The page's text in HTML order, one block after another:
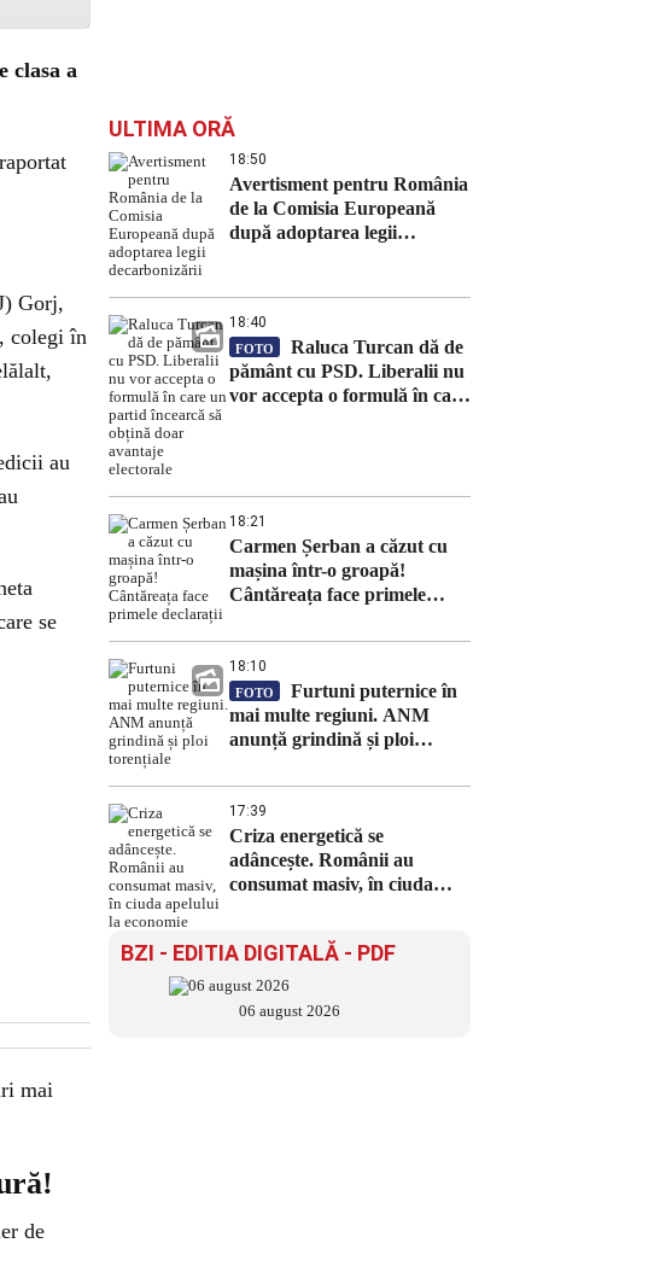
clasa a
Gorj,
colegi în
au
se
mai
de
ULTIMA ORĂ
18:50
Avertisment pentru România
de la Comisia Europeană
după adoptarea legii
18:40
FOTO
Raluca Turcan dă de
pământ cu PSD. Liberalii nu
vor accepta o formulă în care
18:21
Carmen Șerban a căzut cu
mașina într-o groapă!
Cântăreața face primele
18:10
FOTO
Furtuni puternice în
mai multe regiuni. ANM
anunță grindină și ploi
17:39
Criza energetică se
adâncește. Românii au
consumat masiv, în ciuda
BZI - EDITIA DIGITALĂ - PDF
06 august 2026